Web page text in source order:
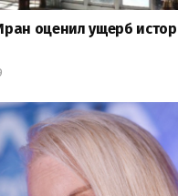
оценил ущерб